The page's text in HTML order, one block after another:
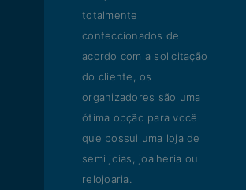
totalmente
confeccionados de
acordo com a solicitação
do cliente, os
organizadores são uma
ótima opção para você
que possui uma loja de
semi joias, joalheria ou
relojoaria.